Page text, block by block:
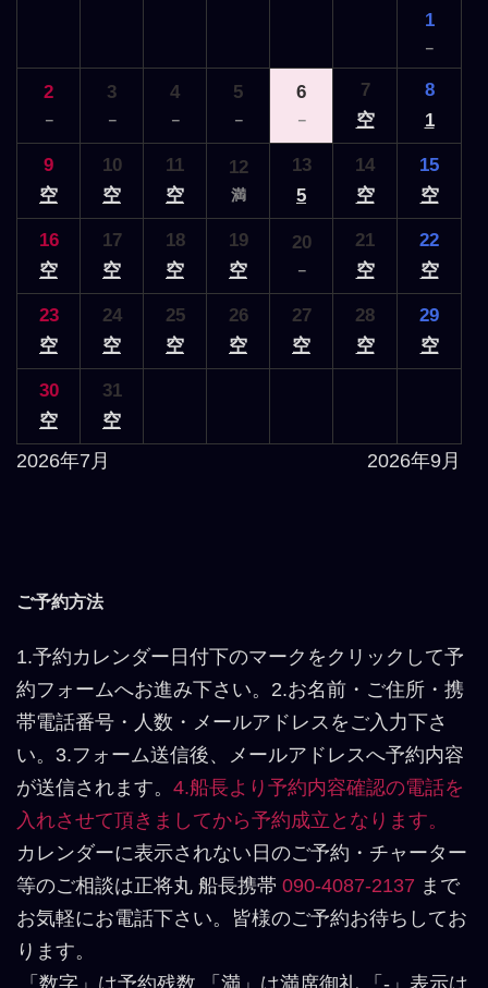
1
－
2
－
3
－
4
－
5
－
6
－
7
空
8
1
9
空
10
空
11
空
12
満
13
5
14
空
15
空
16
空
17
空
18
空
19
空
20
－
21
空
22
空
23
空
24
空
25
空
26
空
27
空
28
空
29
空
30
空
31
空
2026年7月 2026年9月
ご予約方法
1.予約カレンダー日付下のマークをクリックして予
約フォームへお進み下さい。2.お名前・ご住所・携
帯電話番号・人数・メールアドレスをご入力下さ
い。3.フォーム送信後、メールアドレスへ予約内容
が送信されます。 4.船長より予約内容確認の電話を
入れさせて頂きましてから予約成立となります。
カレンダーに表示されない日のご予約・チャーター
等のご相談は正将丸 船長携帯 090-4087-2137 まで
お気軽にお電話下さい。皆様のご予約お待ちしてお
ります。